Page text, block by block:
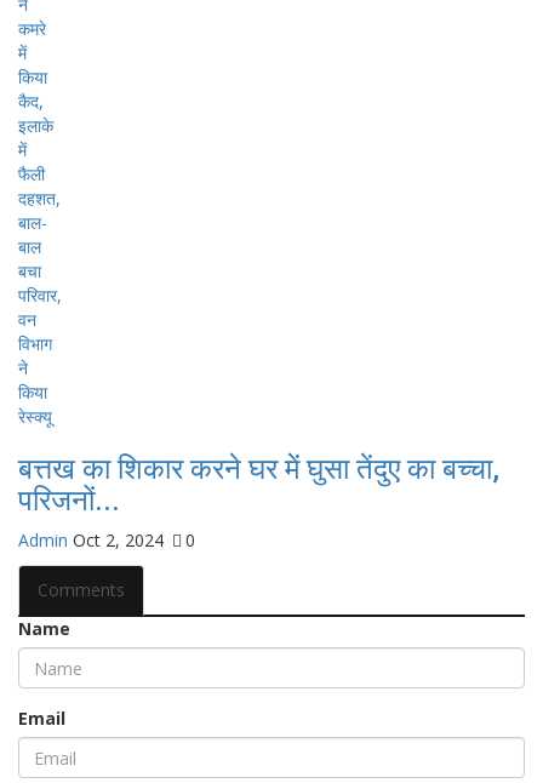
बत्तख का शिकार करने घर में घुसा तेंदुए का बच्चा,
परिजनों...
Admin Oct 2, 2024 0
Comments
Name
Email